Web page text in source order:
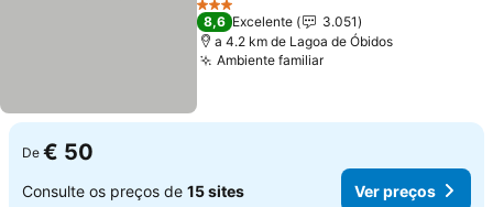
3 Estrelas
8,6 Excelente
3.051
a 4.2 km de Lagoa de Óbidos
Ambiente familiar
De € 50
Consulte os preços de 15 sites Ver preços